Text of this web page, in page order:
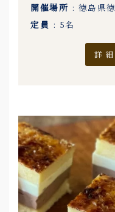
開催場所 : 徳島県
定員 : 5名
詳